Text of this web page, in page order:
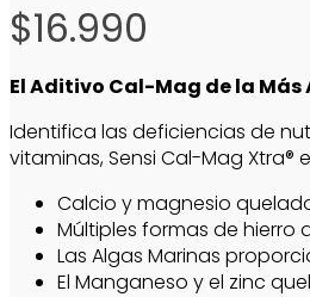
$16.990
El Aditivo Cal-Mag de la
Identifica las deficiencias de
vitaminas, Sensi Cal-Mag
Calcio y magnesio
Múltiples formas de
Las Algas Marinas
El Manganeso y el zinc